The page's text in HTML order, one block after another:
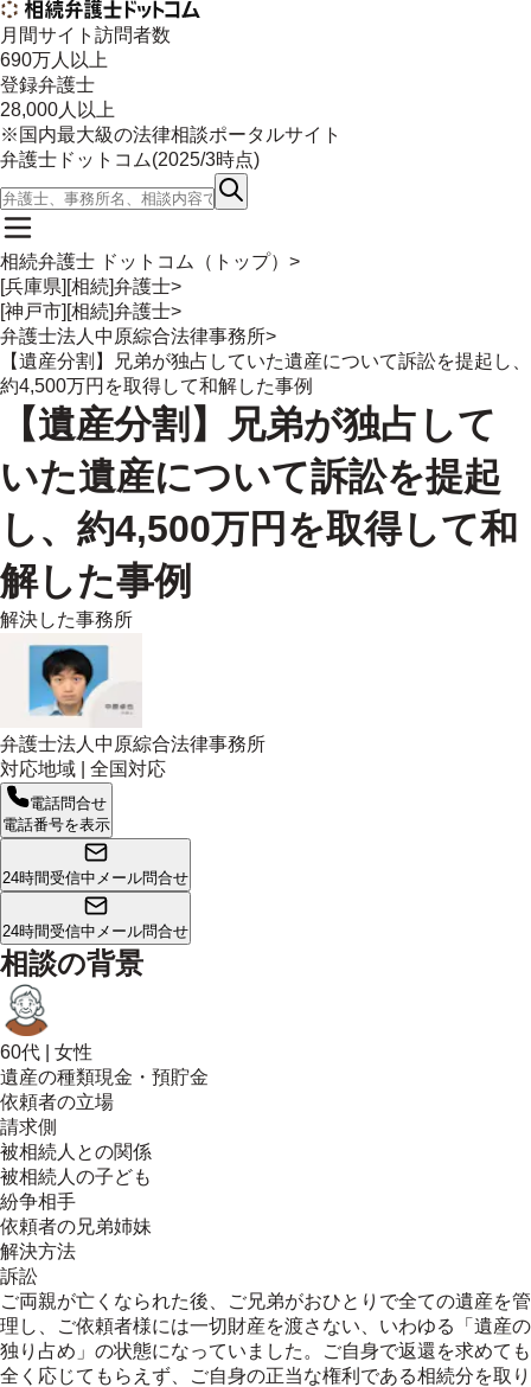
月間サイト訪問者数
690万人以上
登録弁護士
28,000人以上
※国内最大級の法律相談ポータルサイト
弁護士ドットコム(2025/3時点)
相続弁護士 ドットコム（トップ） >
[兵庫県][相続]弁護士>
[神戸市][相続]弁護士>
弁護士法人中原綜合法律事務所>
【遺産分割】兄弟が独占していた遺産について訴訟を提起し、
約4,500万円を取得して和解した事例
【遺産分割】兄弟が独占して
いた遺産について訴訟を提起
し、約4,500万円を取得して和
解した事例
解決した事務所
弁護士法人中原綜合法律事務所
対応地域 |
全国対応
電話問合せ
電話番号を表示
24時間受信中 メール問合せ
24時間受信中 メール問合せ
相談の背景
60代
女性
遺産の種類現金・預貯金
依頼者の立場
請求側
被相続人との関係
被相続人の子ども
紛争相手
依頼者の兄弟姉妹
解決方法
訴訟
ご両親が亡くなられた後、ご兄弟がおひとりで全ての遺産を管
理し、ご依頼者様には一切財産を渡さない、いわゆる「遺産の
独り占め」の状態になっていました。ご自身で返還を求めても
全く応じてもらえず、ご自身の正当な権利である相続分を取り